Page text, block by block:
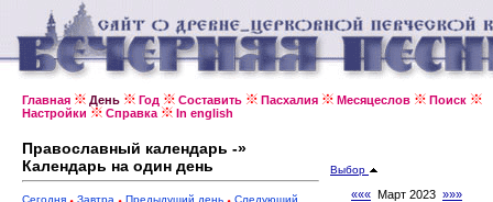
Главная День Год Составить Пасхалия Месяцеслов
Поиск
Настройки
Справка In english
Православный календарь -»
Календарь на один день
Сегодня Завтра Предыдущий день
Следующий
Выбор
««« Март 2023 »»»